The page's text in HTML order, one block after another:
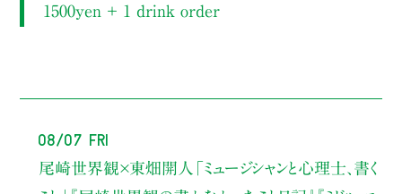
1500yen ＋ 1 drink order
08/07 Fri
尾崎世界観×東畑開人
「ミュージシャンと心理士、書く